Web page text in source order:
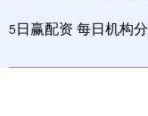
5日赢配资 每日机构